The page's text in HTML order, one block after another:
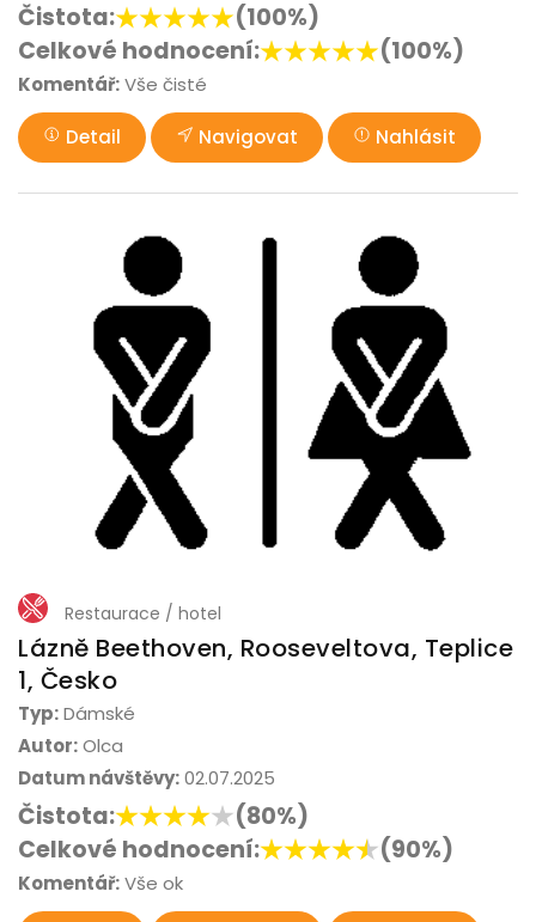
Čistota:
(100%)
Celkové hodnocení:
(100%)
Komentář:Vše čisté
Detail Navigovat Nahlásit
Restaurace / hotel
Lázně Beethoven, Rooseveltova, Teplice
1, Česko
Typ:Dámské
Autor:Olca
Datum návštěvy:02.07.2025
Čistota:
(80%)
Celkové hodnocení:
(90%)
Komentář:Vše ok